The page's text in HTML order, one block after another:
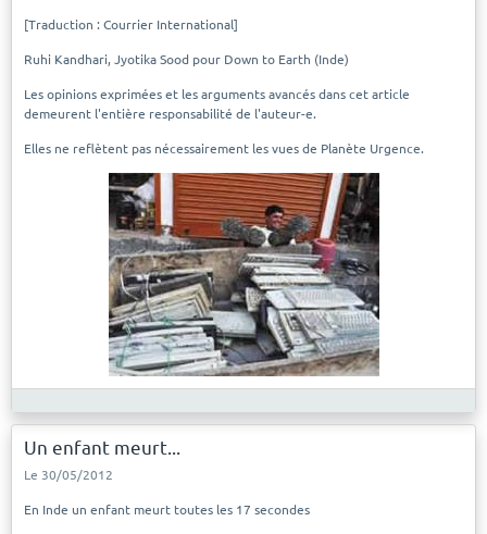
[Traduction : Courrier International]
Ruhi Kandhari, Jyotika Sood pour Down to Earth (Inde)
Les opinions exprimées et les arguments avancés dans cet article
demeurent l'entière responsabilité de l'auteur-e.
Elles ne reflètent pas nécessairement les vues de Planète Urgence.
Un enfant meurt...
Le 30/05/2012
En Inde un enfant meurt toutes les 17 secondes